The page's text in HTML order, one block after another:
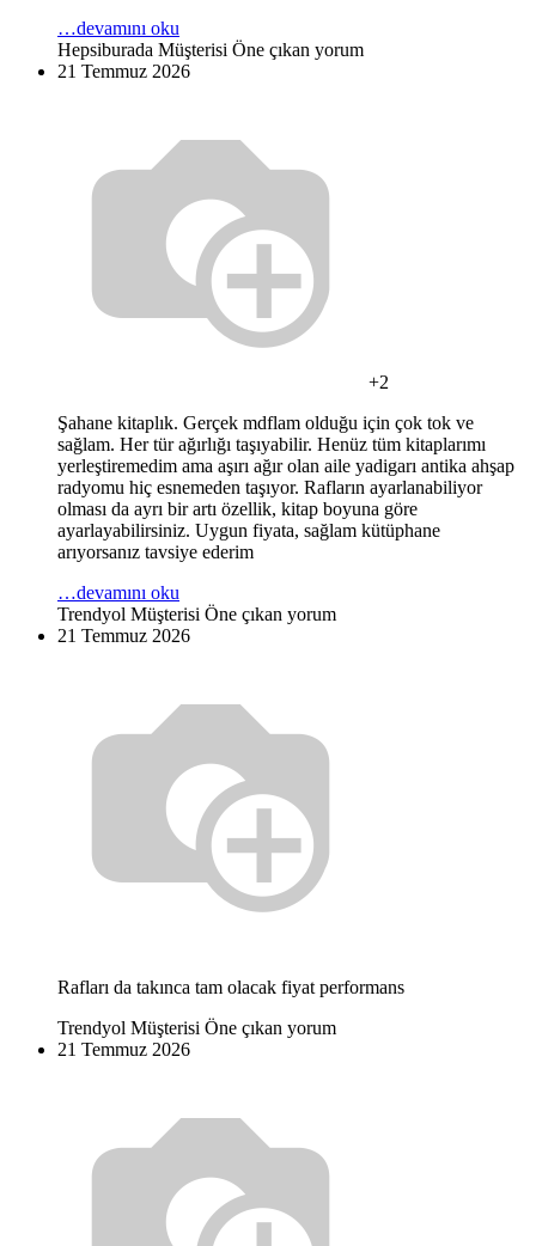
…devamını oku
Hepsiburada Müşterisi Öne çıkan yorum
21 Temmuz 2026
+2
Şahane kitaplık. Gerçek mdflam olduğu için çok tok ve
sağlam. Her tür ağırlığı taşıyabilir. Henüz tüm kitaplarımı
yerleştiremedim ama aşırı ağır olan aile yadigarı antika ahşap
radyomu hiç esnemeden taşıyor. Rafların ayarlanabiliyor
olması da ayrı bir artı özellik, kitap boyuna göre
ayarlayabilirsiniz. Uygun fiyata, sağlam kütüphane
arıyorsanız tavsiye ederim
…devamını oku
Trendyol Müşterisi Öne çıkan yorum
21 Temmuz 2026
Rafları da takınca tam olacak fiyat performans
Trendyol Müşterisi Öne çıkan yorum
21 Temmuz 2026